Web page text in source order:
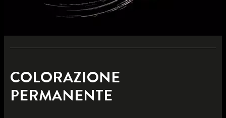
COLORAZIONE
PERMANENTE